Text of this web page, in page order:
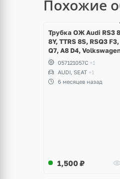
Похожие
Трубка ОЖ Audi RS3
8Y, TTRS 8S, RSQ3 F3,
Q7, A8 D4,
Touareg NF, Seat
Formentor Cupra 2.5
DAZA, DNWA, CZGB
057121057C +1
AUDI, SEAT +1
6 месяцев назад
1,500 ₽